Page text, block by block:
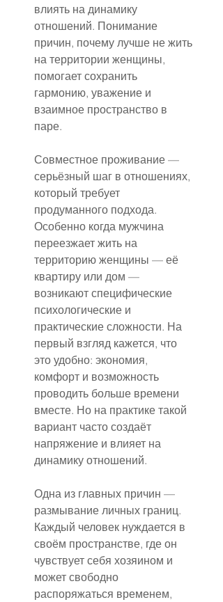
влиять на динамику
отношений. Понимание
причин, почему лучше не жить
на территории женщины,
помогает сохранить
гармонию, уважение и
взаимное пространство в
паре.
Совместное проживание —
серьёзный шаг в отношениях,
который требует
продуманного подхода.
Особенно когда мужчина
переезжает жить на
территорию женщины — её
квартиру или дом —
возникают специфические
психологические и
практические сложности. На
первый взгляд кажется, что
это удобно: экономия,
комфорт и возможность
проводить больше времени
вместе. Но на практике такой
вариант часто создаёт
напряжение и влияет на
динамику отношений.
Одна из главных причин —
размывание личных границ.
Каждый человек нуждается в
своём пространстве, где он
чувствует себя хозяином и
может свободно
распоряжаться временем,